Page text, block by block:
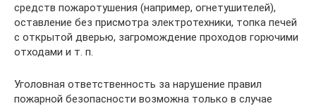
средств пожаротушения (например, огнетушителей),
оставление без присмотра электротехники, топка печей
с открытой дверью, загромождение проходов горючими
отходами и т. п.
Уголовная ответственность за нарушение правил
пожарной безопасности возможна только в случае